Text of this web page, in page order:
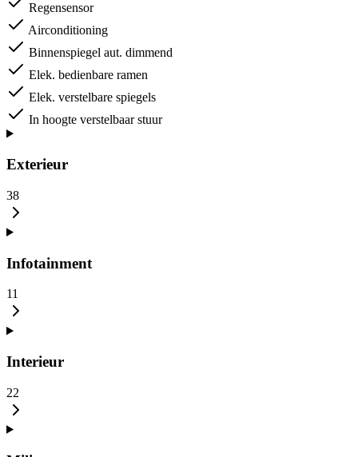
Regensensor
Airconditioning
Binnenspiegel aut. dimmend
Elek. bedienbare ramen
Elek. verstelbare spiegels
In hoogte verstelbaar stuur
Exterieur
38
Infotainment
11
Interieur
22